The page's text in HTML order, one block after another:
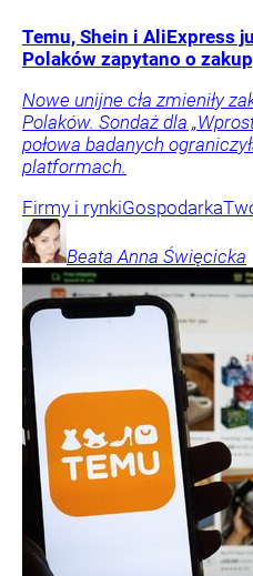
Temu, Shein i AliExpress
Polaków zapytano o
Nowe unijne cła zmieniły
Polaków. Sondaż dla
połowa badanych
platformach.
Firmy i rynkiGospodarka
Beata Anna Święcicka